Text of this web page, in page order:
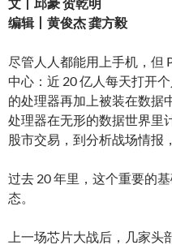
编辑丨黄俊杰 龚方毅
尽管人人都能用上手机，但
中心：近 20 亿人每天打开
的处理器再加上被装在数据
处理器在无形的数据世界里
股市交易，到分析战场情报
过去 20 年里，这个重要的
态。
上一场芯片大战后，几家头